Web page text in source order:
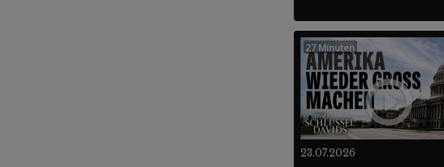
23.07.2026
27 Minuten